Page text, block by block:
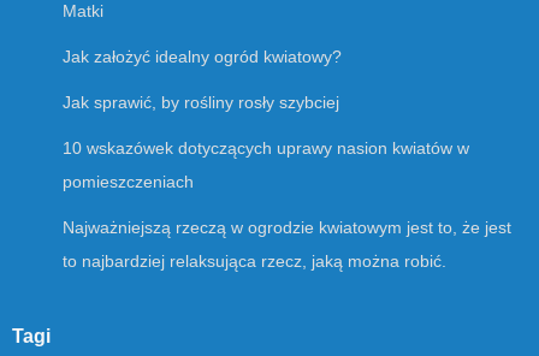
Matki
Jak założyć idealny ogród kwiatowy?
Jak sprawić, by rośliny rosły szybciej
10 wskazówek dotyczących uprawy nasion kwiatów w
pomieszczeniach
Najważniejszą rzeczą w ogrodzie kwiatowym jest to, że jest
to najbardziej relaksująca rzecz, jaką można robić.
Tagi